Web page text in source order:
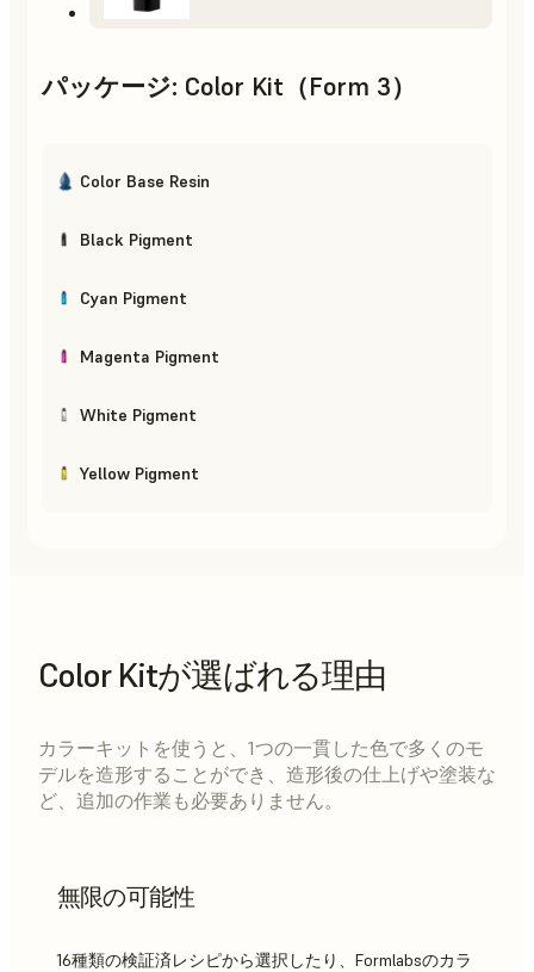
パッケージ: Color Kit（Form 3）
Color Base Resin
Black Pigment
Cyan Pigment
Magenta Pigment
White Pigment
Yellow Pigment
Color Kitが選ばれる理由
カラーキットを使うと、1つの一貫した色で多くのモ
デルを造形することができ、造形後の仕上げや塗装な
ど、追加の作業も必要ありません。
無限の可能性
16種類の検証済レシピから選択したり、Formlabsのカラ